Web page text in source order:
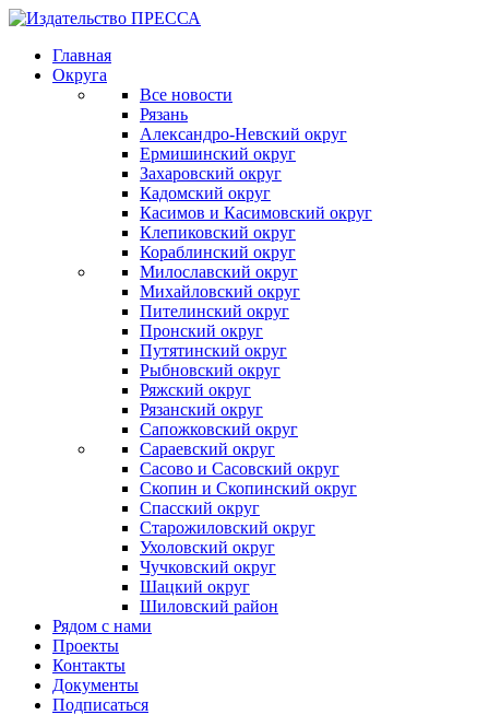
Главная
Округа
Все новости
Рязань
Александро-Невский округ
Ермишинский округ
Захаровский округ
Кадомский округ
Касимов и Касимовский округ
Клепиковский округ
Кораблинский округ
Милославский округ
Михайловский округ
Пителинский округ
Пронский округ
Путятинский округ
Рыбновский округ
Ряжский округ
Рязанский округ
Сапожковский округ
Сараевский округ
Сасово и Сасовский округ
Скопин и Скопинский округ
Спасский округ
Старожиловский округ
Ухоловский округ
Чучковский округ
Шацкий округ
Шиловский район
Рядом с нами
Проекты
Контакты
Документы
Подписаться